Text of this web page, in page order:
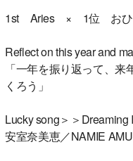
1st Aries × 1位 おひ
Reflect on this year and
「一年を振り返って、
くろう」
Lucky song＞＞Dreaming
安室奈美恵／NAMIE